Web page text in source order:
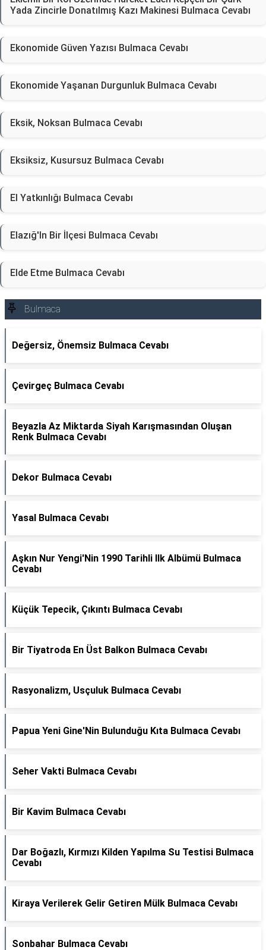
Yada Zincirle Donatılmış Kazı Makinesi Bulmaca Cevabı
Ekonomide Güven Yazısı Bulmaca Cevabı
Ekonomide Yaşanan Durgunluk Bulmaca Cevabı
Eksik, Noksan Bulmaca Cevabı
Eksiksiz, Kusursuz Bulmaca Cevabı
El Yatkınlığı Bulmaca Cevabı
Elazığ'In Bir İlçesi Bulmaca Cevabı
Elde Etme Bulmaca Cevabı
Bulmaca
Değersiz, Önemsiz Bulmaca Cevabı
Çevirgeç Bulmaca Cevabı
Beyazla Az Miktarda Siyah Karışmasından Oluşan
Renk Bulmaca Cevabı
Dekor Bulmaca Cevabı
Yasal Bulmaca Cevabı
Aşkın Nur Yengi'Nin 1990 Tarihli Ilk Albümü Bulmaca
Cevabı
Küçük Tepecik, Çıkıntı Bulmaca Cevabı
Bir Tiyatroda En Üst Balkon Bulmaca Cevabı
Rasyonalizm, Usçuluk Bulmaca Cevabı
Papua Yeni Gine'Nin Bulunduğu Kıta Bulmaca Cevabı
Seher Vakti Bulmaca Cevabı
Bir Kavim Bulmaca Cevabı
Dar Boğazlı, Kırmızı Kilden Yapılma Su Testisi Bulmaca
Cevabı
Kiraya Verilerek Gelir Getiren Mülk Bulmaca Cevabı
Sonbahar Bulmaca Cevabı